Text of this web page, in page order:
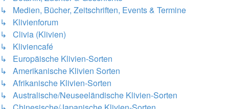
↳ Medien, Bücher, Zeitschriften, Events & Termine
↳ Klivienforum
↳ Clivia (Klivien)
↳ Kliviencafé
↳ Europäische Klivien-Sorten
↳ Amerikanische Klivien Sorten
↳ Afrikanische Klivien-Sorten
↳ Australische/Neuseeländische Klivien-Sorten